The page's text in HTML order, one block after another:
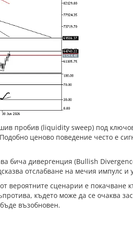
пробив (liquidity sweep) под
ценово поведение често е
бича дивергенция (Bullish
отслабване на мечия импулс
вероятните сценарии е
където може да се очаква
възобновен.